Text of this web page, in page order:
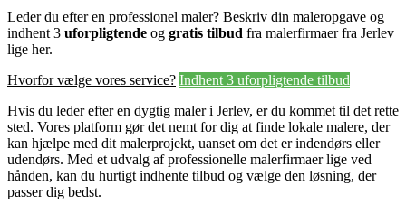
Leder du efter en professionel maler? Beskriv din maleropgave og
indhent 3 uforpligtende og gratis tilbud fra malerfirmaer fra Jerlev
lige her.
Hvorfor vælge vores service? Indhent 3 uforpligtende tilbud
Hvis du leder efter en dygtig maler i Jerlev, er du kommet til det rette
sted. Vores platform gør det nemt for dig at finde lokale malere, der
kan hjælpe med dit malerprojekt, uanset om det er indendørs eller
udendørs. Med et udvalg af professionelle malerfirmaer lige ved
hånden, kan du hurtigt indhente tilbud og vælge den løsning, der
passer dig bedst.